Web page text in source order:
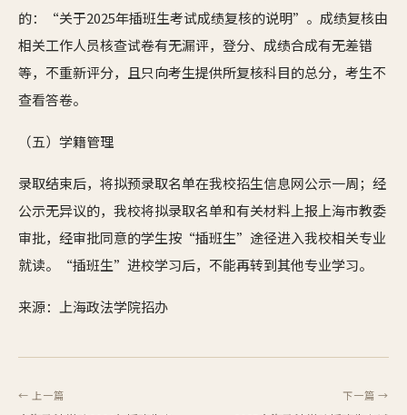
的：“关于2025年插班生考试成绩复核的说明”。成绩复核由
相关工作人员核查试卷有无漏评，登分、成绩合成有无差错
等，不重新评分，且只向考生提供所复核科目的总分，考生不
查看答卷。
（五）学籍管理
录取结束后，将拟预录取名单在我校招生信息网公示一周；经
公示无异议的，我校将拟录取名单和有关材料上报上海市教委
审批，经审批同意的学生按“插班生”途径进入我校相关专业
就读。“插班生”进校学习后，不能再转到其他专业学习。
来源：上海政法学院招办
← 上一篇 下一篇 →